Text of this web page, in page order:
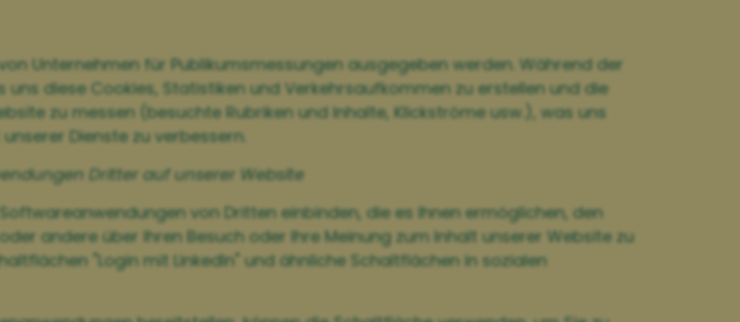
Unternehmen für Publikumsmessungen ausgegeben werden. Während der
diese Cookies, Statistiken und Verkehrsaufkommen zu erstellen und die
zu messen (besuchte Rubriken und Inhalte, Klickströme usw.), was uns
Dienste zu verbessern.
Dritter auf unserer Website
von Dritten einbinden, die es Ihnen ermöglichen, den
andere über Ihren Besuch oder Ihre Meinung zum Inhalt unserer Website zu
"Login mit LinkedIn" und ähnliche Schaltflächen in sozialen